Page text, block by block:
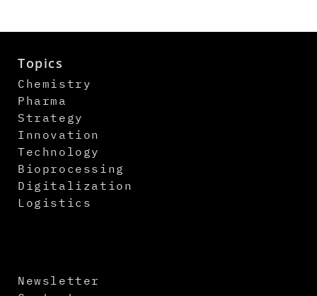
Topics
Chemistry
Pharma
Strategy
Innovation
Technology
Bioprocessing
Digitalization
Logistics
Newsletter